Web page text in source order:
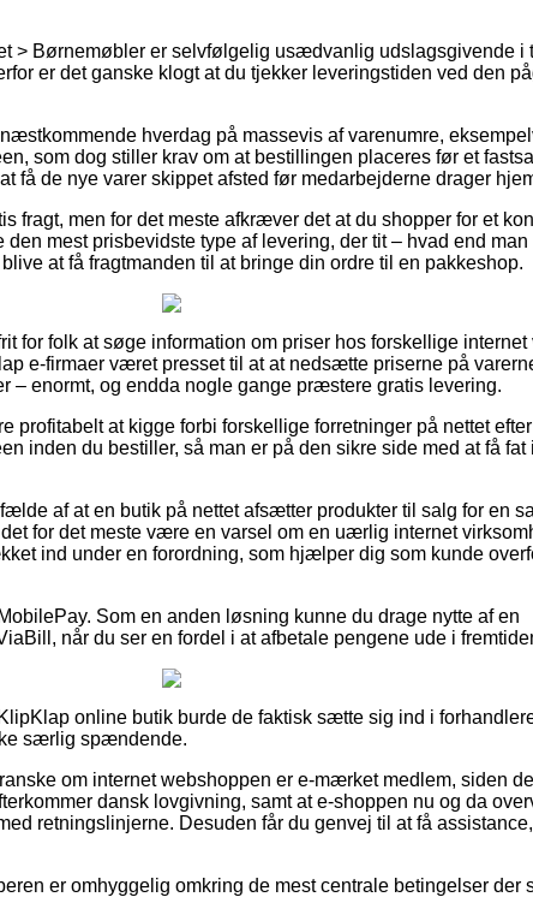
> Børnemøbler er selvfølgelig usædvanlig udslagsgivende i
er det ganske klogt at du tjekker leveringstiden ved den
hverdag på massevis af varenumre,
som dog stiller krav om at bestillingen placeres før et
få de nye varer skippet afsted før medarbejderne drager
fragt, men for det meste afkræver det at du shopper for et
mest prisbevidste type af levering, der tit – hvad end
at få fragtmanden til at bringe din ordre til en pakkeshop.
for folk at søge information om priser hos forskellige internet
e-firmaer været presset til at at nedsætte priserne på
– enormt, og endda nogle gange præstere gratis levering.
profitabelt at kigge forbi forskellige forretninger på nettet
inden du bestiller, så man er på den sikre side med at få fat
af at en butik på nettet afsætter produkter til salg for en
for det meste være en varsel om en uærlig internet
ind under en forordning, som hjælper dig som kunde
Som en anden løsning kunne du drage nytte af en
når du ser en fordel i at afbetale pengene ude i
online butik burde de faktisk sætte sig ind i
særlig spændende.
om internet webshoppen er e-mærket medlem, siden
dansk lovgivning, samt at e-shoppen nu og da
retningslinjerne. Desuden får du genvej til at få
er omhyggelig omkring de mest centrale betingelser der